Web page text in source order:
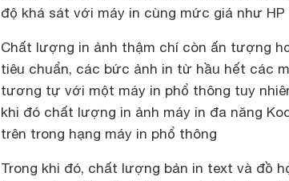
độ khá sát với máy in cùng mức giá như HP
Chất lượng in ảnh thậm chí còn ấn tượng
tiêu chuẩn, các bức ảnh in từ hầu hết các
tương tự với một máy in phổ thông tuy
khi đó chất lượng in ảnh máy in đa năng
trên trong hạng máy in phổ thông
Trong khi đó, chất lượng bản in text và đồ